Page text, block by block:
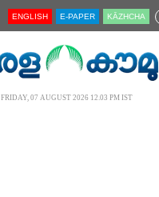
ENGLISH E-PAPER KĀZHCHA
FRIDAY, 07 AUGUST 2026 12.03 PM IST